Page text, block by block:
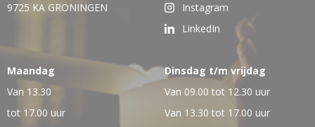
9725 KA GRONINGEN
Instagram
LinkedIn
Maandag
Van 13.30
tot 17.00 uur
Dinsdag t/m vrijdag
Van 09.00 tot 12.30 uur
Van 13.30 tot 17.00 uur